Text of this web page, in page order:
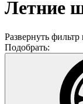
Летние
Развернуть фильтр
Подобрать: